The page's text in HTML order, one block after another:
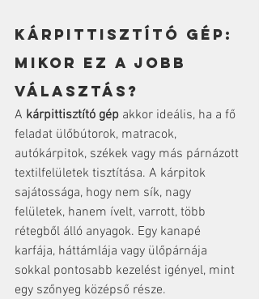
Kárpittisztító gép:
mikor ez a jobb
választás?
A kárpittisztító gép akkor ideális, ha a fő
feladat ülőbútorok, matracok,
autókárpitok, székek vagy más párnázott
textilfelületek tisztítása. A kárpitok
sajátossága, hogy nem sík, nagy
felületek, hanem ívelt, varrott, több
rétegből álló anyagok. Egy kanapé
karfája, háttámlája vagy ülőpárnája
sokkal pontosabb kezelést igényel, mint
egy szőnyeg középső része.